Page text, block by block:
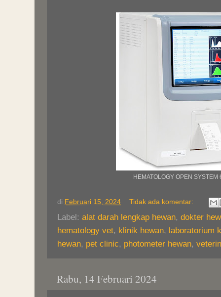
HEMATOLOGY OPEN SYSTEM
di Februari 15, 2024 Tidak ada komentar:
Label: alat darah lengkap hewan, dokter
hematology vet, klinik hewan, laboratorium
hewan, pet clinic, photometer hewan,
Rabu, 14 Februari 2024